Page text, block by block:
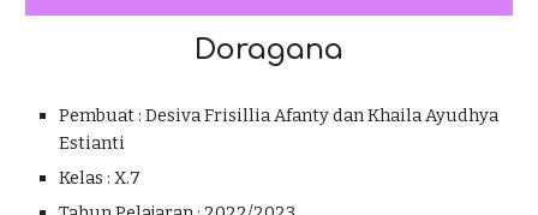
Doragana
Pembuat :Desiva Frisillia Afanty dan Khaila Ayudhya
Estianti
Kelas : X.7